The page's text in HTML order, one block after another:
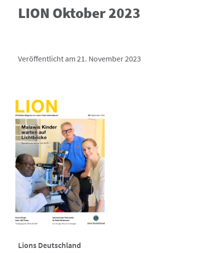
LION Oktober 2023
Veröffentlicht am 21. November 2023
Lions Deutschland